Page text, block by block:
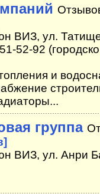
ВИЗ, ул.
52-92
и
группа
ВИЗ, ул. Анри